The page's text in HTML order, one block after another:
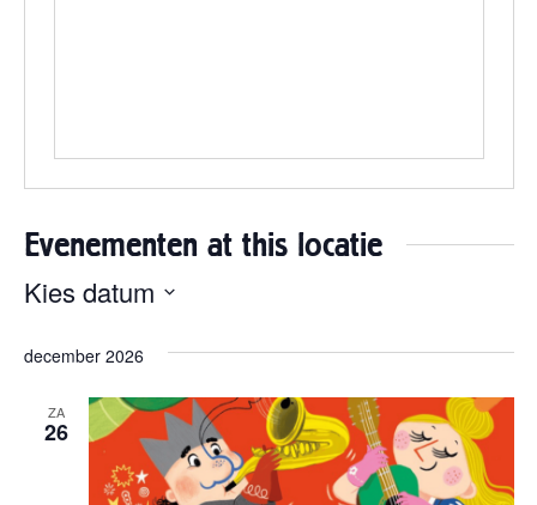
Evenementen at this locatie
Kies datum
een
december 2026
ZA
26